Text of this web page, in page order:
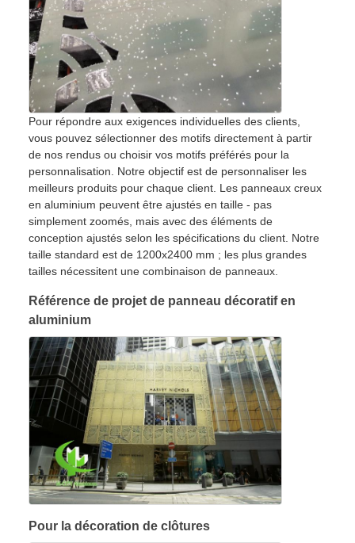
Pour répondre aux exigences individuelles des clients,
vous pouvez sélectionner des motifs directement à partir
de nos rendus ou choisir vos motifs préférés pour la
personnalisation. Notre objectif est de personnaliser les
meilleurs produits pour chaque client. Les panneaux creux
en aluminium peuvent être ajustés en taille - pas
simplement zoomés, mais avec des éléments de
conception ajustés selon les spécifications du client. Notre
taille standard est de 1200x2400 mm ; les plus grandes
tailles nécessitent une combinaison de panneaux.
Référence de projet de panneau décoratif en
aluminium
Pour la décoration de clôtures